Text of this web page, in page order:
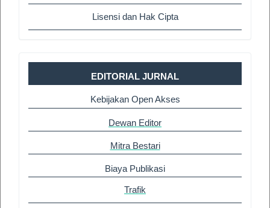
Lisensi dan Hak Cipta
EDITORIAL JURNAL
Kebijakan Open Akses
Dewan Editor
Mitra Bestari
Biaya Publikasi
Trafik